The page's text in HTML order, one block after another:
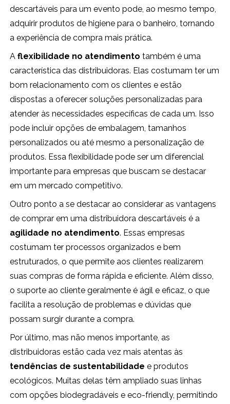
descartáveis para um evento pode, ao mesmo tempo,
adquirir produtos de higiene para o banheiro, tornando
a experiência de compra mais prática.
Aflexibilidade no atendimento também é uma
característica das distribuidoras. Elas costumam ter um
bom relacionamento com os clientes e estão
dispostas a oferecer soluções personalizadas para
atender às necessidades específicas de cada um. Isso
pode incluir opções de embalagem, tamanhos
personalizados ou até mesmo a personalização de
produtos. Essa flexibilidade pode ser um diferencial
importante para empresas que buscam se destacar
em um mercado competitivo.
Outro ponto a se destacar ao considerar as vantagens
de comprar em uma distribuidora descartáveis é a
agilidade no atendimento. Essas empresas
costumam ter processos organizados e bem
estruturados, o que permite aos clientes realizarem
suas compras de forma rápida e eficiente. Além disso,
o suporte ao cliente geralmente é ágil e eficaz, o que
facilita a resolução de problemas e dúvidas que
possam surgir durante a compra.
Por último, mas não menos importante, as
distribuidoras estão cada vez mais atentas às
tendências de sustentabilidade e produtos
ecológicos. Muitas delas têm ampliado suas linhas
com opções biodegradáveis e eco-friendly, permitindo